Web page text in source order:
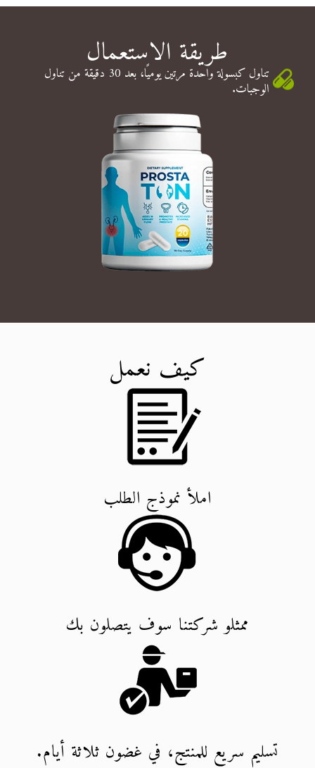
طريقة الاستعمالتناول كبسولة واحدة مرتين يوميًا، بعد 30 دقيقة من تناول
الوجبات.
كيف نعمل
املأ نموذج الطلب
ممثلو شركتنا سوف يتصلون بك
تسليم سريع للمنتج، في غضون ثلاثة أيام.